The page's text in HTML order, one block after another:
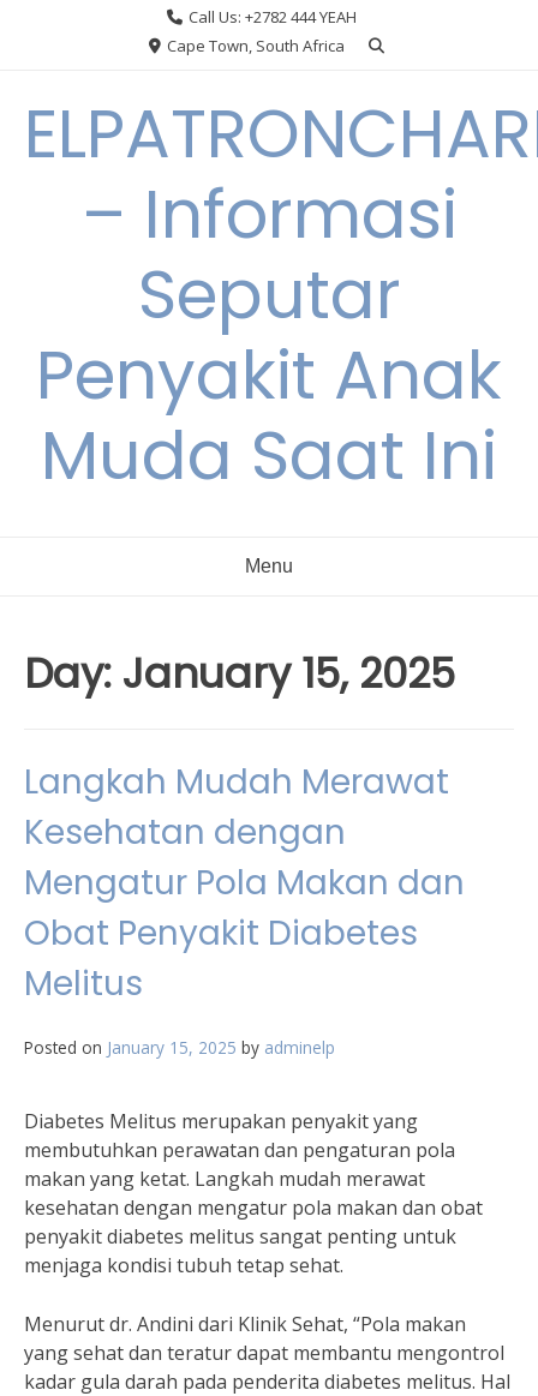
Call Us: +2782 444 YEAH
Cape Town, South Africa
– Informasi
Seputar
Penyakit Anak
Muda Saat Ini
Menu
Day: January 15, 2025
Langkah Mudah Merawat
Kesehatan dengan
Mengatur Pola Makan dan
Obat Penyakit Diabetes
Melitus
Posted on January 15, 2025 by adminelp
Diabetes Melitus merupakan penyakit yang
membutuhkan perawatan dan pengaturan pola
makan yang ketat. Langkah mudah merawat
kesehatan dengan mengatur pola makan dan obat
penyakit diabetes melitus sangat penting untuk
menjaga kondisi tubuh tetap sehat.
Menurut dr. Andini dari Klinik Sehat, “Pola makan
yang sehat dan teratur dapat membantu mengontrol
kadar gula darah pada penderita diabetes melitus. Hal